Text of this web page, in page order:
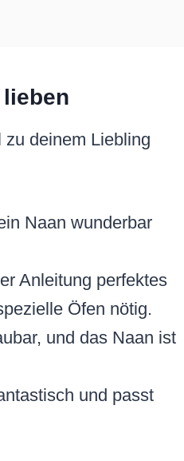
deinem Liebling
Naan wunderbar
Anleitung perfektes
Öfen nötig.
und das Naan ist
und passt